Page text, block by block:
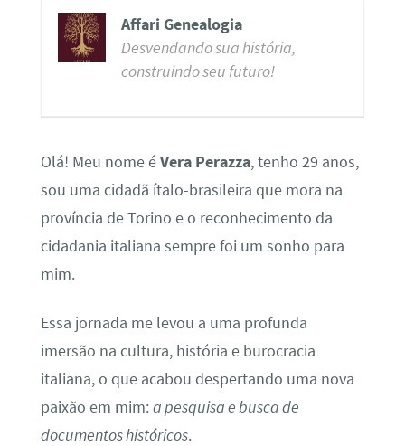
Affari Genealogia
Desvendando sua história,
construindo seu futuro!
Olá! Meu nome éVera Perazza, tenho 29 anos,
sou uma cidadã ítalo-brasileira que mora na
província de Torino e o reconhecimento da
cidadania italiana sempre foi um sonho para
mim.
Essa jornada me levou a uma profunda
imersão na cultura, história e burocracia
italiana, o que acabou despertando uma nova
paixão em mim:a pesquisa e busca de
documentos históricos.